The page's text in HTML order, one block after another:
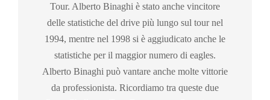
Tour. Alberto Binaghi è stato anche vincitore
delle statistiche del drive più lungo sul tour nel
1994, mentre nel 1998 si è aggiudicato anche le
statistiche per il maggior numero di eagles.
Alberto Binaghi può vantare anche molte vittorie
da professionista. Ricordiamo tra queste due